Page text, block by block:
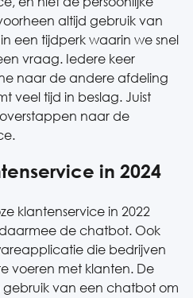
altijd gebruik van
een tijdperk waarin we snel
vraag. Iedere keer
naar de andere afdeling
veel tijd in beslag. Juist
naar de
in 2024
klantenservice in 2022
de chatbot. Ook
die bedrijven
voeren met klanten. De
van een chatbot om